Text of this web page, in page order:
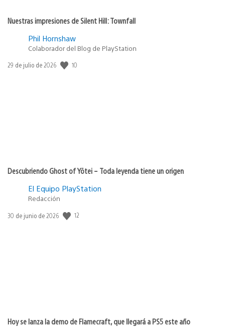
Nuestras impresiones de Silent Hill: Townfall
Phil Hornshaw
Colaborador del Blog de PlayStation
Fecha
29 de julio de 2026 10
Descubriendo Ghost of Yōtei – Toda leyenda tiene un origen
El Equipo PlayStation
Redacción
Fecha
30 de junio de 2026 12
Hoy se lanza la demo de Flamecraft, que llegará a PS5 este año